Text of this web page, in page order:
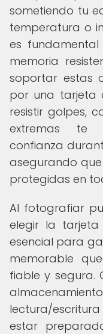
sometiendo tu
temperatura o
es
memoria
soportar estas
por una tarjeta
resistir golpes,
extremas te
confianza
asegurando
protegidas en
Al fotografiar
elegir la
esencial para
memorable
fiable y segura.
lectura/
estar